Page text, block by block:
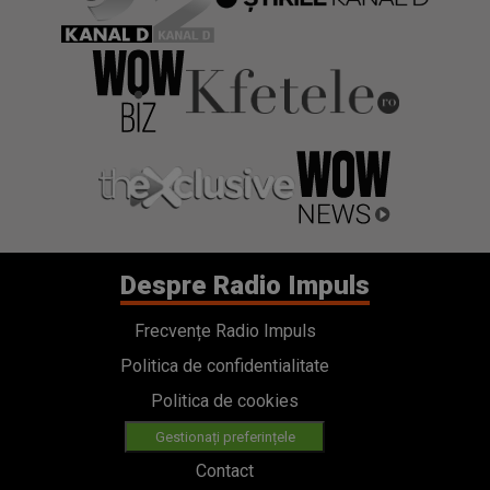
Despre Radio Impuls
Frecvențe Radio Impuls
Politica de confidentialitate
Politica de cookies
Gestionați preferințele
Contact